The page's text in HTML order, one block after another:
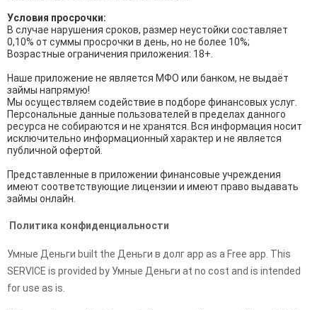
Условия просрочки:
В случае нарушения сроков, размер неустойки составляет
0,10% от суммы просрочки в день, но не более 10%;
Возрастные ограничения приложения: 18+.
Наше приложение не является МФО или банком, не выдаёт
займы напрямую!
Мы осуществляем содействие в подборе финансовых услуг.
Персональные данные пользователей в пределах данного
ресурса не собираются и не хранятся. Вся информация носит
исключительно информационный характер и не является
публичной офертой.
Представленные в приложении финансовые учреждения
имеют соответствующие лицензии и имеют право выдавать
займы онлайн.
Политика конфиденциальности
Умные Деньги built the Деньги в долг app as a Free app. This
SERVICE is provided by Умные Деньги at no cost and is intended
for use as is.